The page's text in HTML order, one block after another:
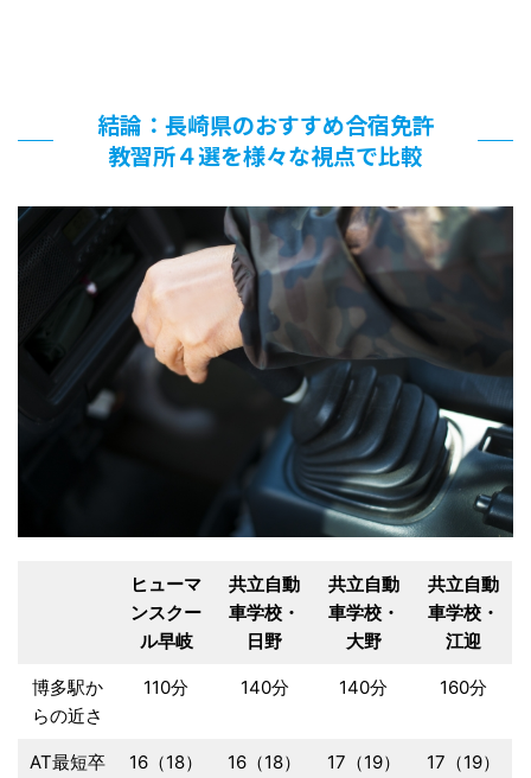
結論：長崎県のおすすめ合宿免許
教習所４選を様々な視点で比較
ヒューマ
ンスクー
ル早岐
共立自動
車学校・
日野
共立自動
車学校・
大野
共立自動
車学校・
江迎
博多駅か
らの近さ
110分 140分 140分 160分
AT最短卒
16（18） 16（18） 17（19） 17（19）